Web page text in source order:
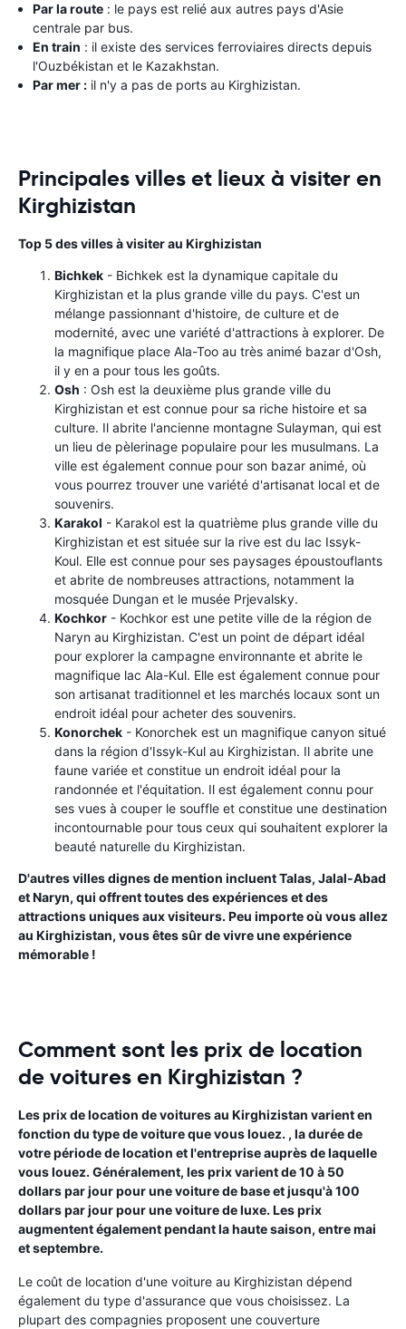
Par la route : le pays est relié aux autres pays d'Asie
centrale par bus.
En train : il existe des services ferroviaires directs depuis
l'Ouzbékistan et le Kazakhstan.
Par mer : il n'y a pas de ports au Kirghizistan.
Principales villes et lieux à visiter en
Kirghizistan
Top 5 des villes à visiter au Kirghizistan
Bichkek - Bichkek est la dynamique capitale du
Kirghizistan et la plus grande ville du pays. C'est un
mélange passionnant d'histoire, de culture et de
modernité, avec une variété d'attractions à explorer. De
la magnifique place Ala-Too au très animé bazar d'Osh,
il y en a pour tous les goûts.
Osh : Osh est la deuxième plus grande ville du
Kirghizistan et est connue pour sa riche histoire et sa
culture. Il abrite l'ancienne montagne Sulayman, qui est
un lieu de pèlerinage populaire pour les musulmans. La
ville est également connue pour son bazar animé, où
vous pourrez trouver une variété d'artisanat local et de
souvenirs.
Karakol - Karakol est la quatrième plus grande ville du
Kirghizistan et est située sur la rive est du lac Issyk-
Koul. Elle est connue pour ses paysages époustouflants
et abrite de nombreuses attractions, notamment la
mosquée Dungan et le musée Prjevalsky.
Kochkor - Kochkor est une petite ville de la région de
Naryn au Kirghizistan. C'est un point de départ idéal
pour explorer la campagne environnante et abrite le
magnifique lac Ala-Kul. Elle est également connue pour
son artisanat traditionnel et les marchés locaux sont un
endroit idéal pour acheter des souvenirs.
Konorchek - Konorchek est un magnifique canyon situé
dans la région d'Issyk-Kul au Kirghizistan. Il abrite une
faune variée et constitue un endroit idéal pour la
randonnée et l'équitation. Il est également connu pour
ses vues à couper le souffle et constitue une destination
incontournable pour tous ceux qui souhaitent explorer la
beauté naturelle du Kirghizistan.
D'autres villes dignes de mention incluent Talas, Jalal-Abad
et Naryn, qui offrent toutes des expériences et des
attractions uniques aux visiteurs. Peu importe où vous allez
au Kirghizistan, vous êtes sûr de vivre une expérience
mémorable !
Comment sont les prix de location
de voitures en Kirghizistan ?
Les prix de location de voitures au Kirghizistan varient en
fonction du type de voiture que vous louez. , la durée de
votre période de location et l'entreprise auprès de laquelle
vous louez. Généralement, les prix varient de 10 à 50
dollars par jour pour une voiture de base et jusqu'à 100
dollars par jour pour une voiture de luxe. Les prix
augmentent également pendant la haute saison, entre mai
et septembre.
Le coût de location d'une voiture au Kirghizistan dépend
également du type d'assurance que vous choisissez. La
plupart des compagnies proposent une couverture